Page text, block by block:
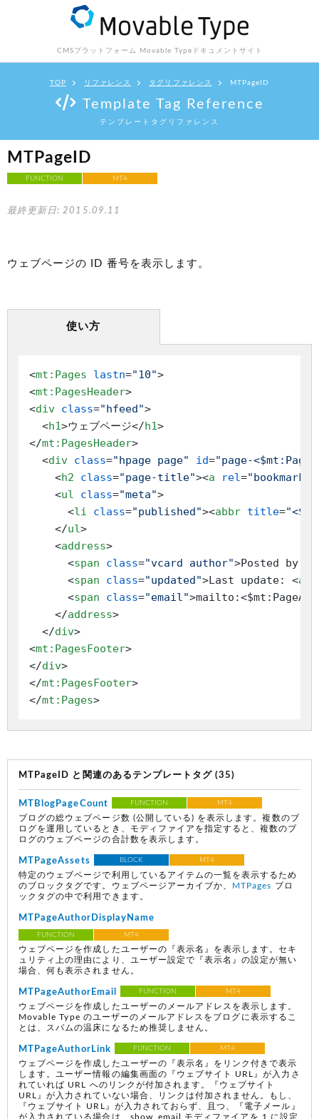
CMSプラットフォーム Movable Type ドキュメントサイト
TOP リファレンス タグリファレンス MTPageID
Template Tag Reference
テンプレートタグリファレンス
MTPageID
FUNCTION MT4
最終更新日: 2015.09.11
ウェブページの ID 番号を表示します。
使い方
<mt:Pages lastn="10">
<mt:PagesHeader>
<div class="hfeed">
<h1>ウェブページ</h1>
</mt:PagesHeader>
<div class="hpage page" id="page-
<h2 class="page-title"><a rel="bookmark"
<ul class="meta">
<li class="published"><abbr title=
</ul>
<address>
<span class="vcard author">Posted by:
<span class="updated">Last update: <
<span class="email">
</address>
</div>
<mt:PagesFooter>
</div>
</mt:PagesFooter>
</mt:Pages>
MTPageID と関連のあるテンプレートタグ (35)
MTBlogPageCount FUNCTION MT4
ブログの総ウェブページ数 (公開している) を表示します。複数のブ
ログを運用しているとき、モディファイアを指定すると、複数のブ
ログのウェブページの合計数を表示します。
MTPageAssets BLOCK MT4
特定のウェブページで利用しているアイテムの一覧を表示するため
のブロックタグです。ウェブページアーカイブか、
MTPages ブロ
ックタグの中で利用できます。
MTPageAuthorDisplayName
FUNCTION MT4
ウェブページを作成したユーザーの『表示名』を表示します。セキ
ュリティ上の理由により、ユーザー設定で『表示名』の設定が無い
場合、何も表示されません。
MTPageAuthorEmail FUNCTION MT4
ウェブページを作成したユーザーのメールアドレスを表示します。
Movable Type のユーザーのメールアドレスをブログに表示するこ
とは、スパムの温床になるため推奨しません。
MTPageAuthorLink FUNCTION MT4
ウェブページを作成したユーザーの『表示名』をリンク付きで表示
します。ユーザー情報の編集画面の『ウェブサイト URL』が入力さ
れていれば URL へのリンクが付加されます。『ウェブサイト
URL』が入力されていない場合、リンクは付加されません。もし、
『ウェブサイト URL』が入力されておらず、且つ、『電子メール』
が入力されている場合は、show_email モディファイアを 1 に設定